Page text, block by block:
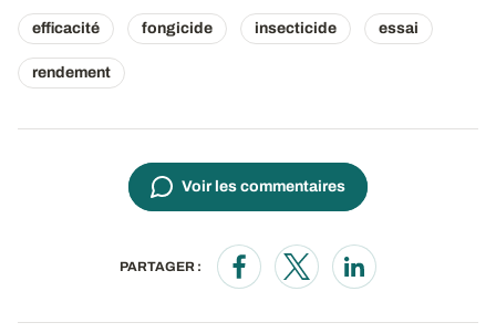
efficacité fongicide insecticide essai
rendement
Voir les commentaires
PARTAGER :
Opens in a new window
Opens in a new window
Opens in a new